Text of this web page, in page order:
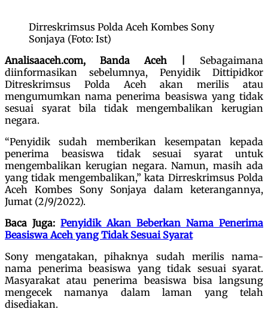
Dirreskrimsus Polda Aceh Kombes Sony
Sonjaya (Foto: Ist)
Analisaaceh.com, Banda Aceh |
Sebagaimana
diinformasikan sebelumnya, Penyidik Dittipidkor
Ditreskrimsus Polda Aceh akan merilis atau
mengumumkan nama penerima beasiswa yang tidak
sesuai syarat bila tidak mengembalikan kerugian
negara.
“Penyidik sudah memberikan kesempatan kepada
penerima beasiswa tidak sesuai syarat untuk
mengembalikan kerugian negara. Namun, masih ada
yang tidak mengembalikan,” kata Dirreskrimsus Polda
Aceh Kombes Sony Sonjaya dalam keterangannya,
Jumat (2/9/2022).
Baca Juga: Penyidik Akan Beberkan Nama Penerima
Beasiswa Aceh yang Tidak Sesuai Syarat
Sony mengatakan, pihaknya sudah merilis nama-
nama penerima beasiswa yang tidak sesuai syarat.
Masyarakat atau penerima beasiswa bisa langsung
mengecek namanya dalam laman yang telah
disediakan.